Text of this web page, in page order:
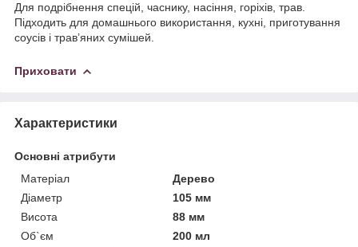
Для подрібнення спецій, часнику, насіння, горіхів, трав.
Підходить для домашнього використання, кухні, приготування
соусів і трав’яних сумішей.
Приховати
Характеристики
Основні атрибути
Матеріал
Дерево
Діаметр
105 мм
Висота
88 мм
Об`єм
200 мл